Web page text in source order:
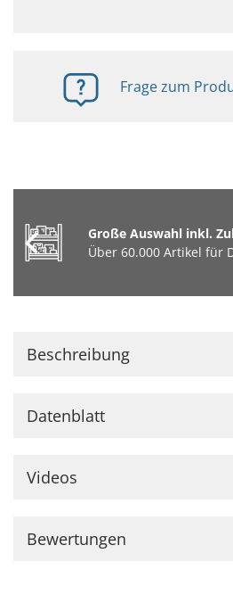
Frage zum
Große Auswahl inkl.
Über 60.000 Artikel für
Beschreibung
Datenblatt
Videos
Bewertungen